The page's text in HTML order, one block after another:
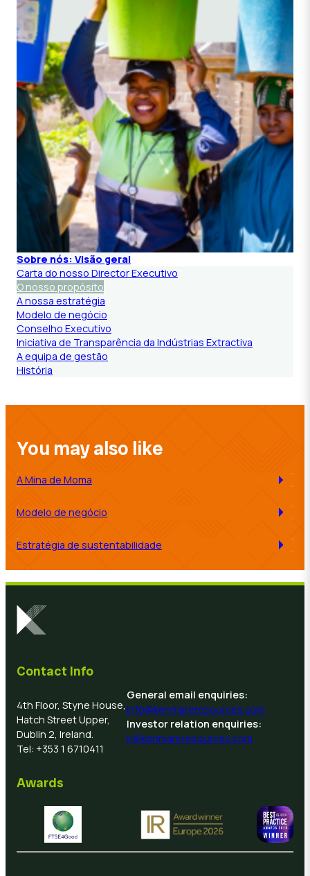
Sobre nós: Visão geral
Carta do nosso Director Executivo
O nosso propósito
A nossa estratégia
Modelo de negócio
Conselho Executivo
Iniciativa de Transparência da Indústrias Extractiva
A equipa de gestão
História
You may also like
A Mina de Moma
Modelo de negócio
Estratégia de sustentabilidade
Contact Info
4th Floor, Styne House,
Hatch Street Upper,
Dublin 2, Ireland.
Tel: +353 1 6710411
General email enquiries:
info@kenmareresources.com
Investor relation enquiries:
ir@kenmareresources.com
Awards